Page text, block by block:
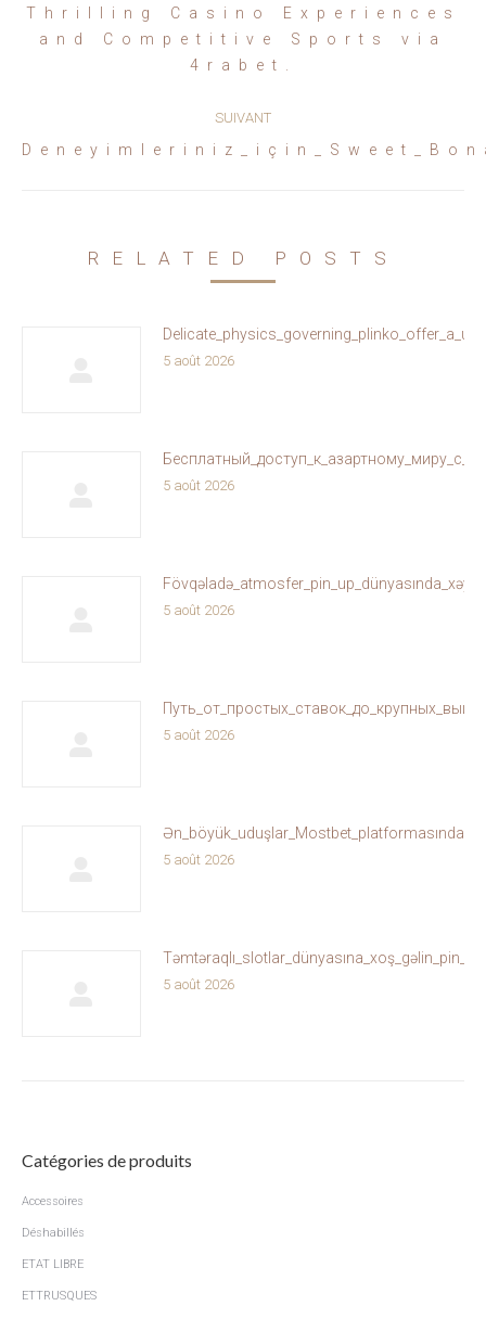
Article
précédent
:
Thrilling Casino Experiences
and Competitive Sports via
4rabet.
SUIVANT
Article
RELATED POSTS
5 août 2026
5 août 2026
5 août 2026
5 août 2026
5 août 2026
5 août 2026
Catégories de produits
Accessoires
Déshabillés
ETAT LIBRE
ETTRUSQUES